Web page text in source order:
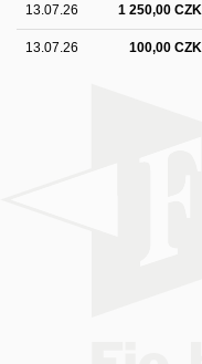
13.07.26 1 250,00 CZK
13.07.26 100,00 CZK